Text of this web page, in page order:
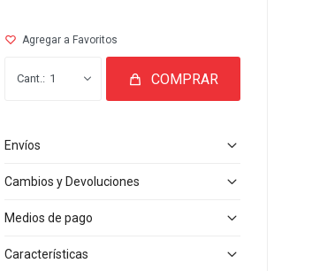
1 COMPRAR
Envíos
Cambios y Devoluciones
Medios de pago
Características